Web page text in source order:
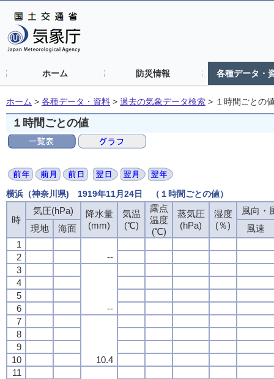
ホーム 防災情報 各種データ・
ホーム > 各種データ・資料 > 過去の気象データ検索 > １時間ごとの
１時間ごとの値
横浜（神奈川県) 1919年11月24日 （１時間ごとの値）
時
気圧(hPa)
降水量
(mm)
気温
(℃)
露点
温度
(℃)
蒸気圧
(hPa)
湿度
(％)
風向・
現地
海面
風速
1
--
2
3
--
4
5
6
7
10.4
8
9
10
11